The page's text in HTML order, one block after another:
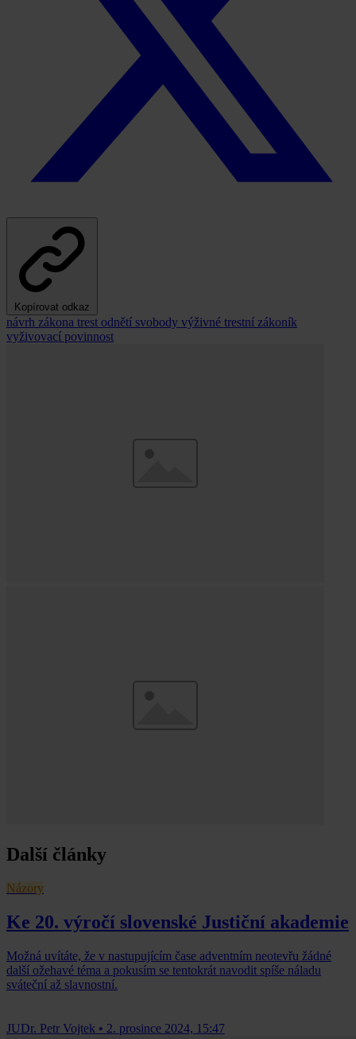
Kopírovat odkaz
návrh zákona trest odnětí svobody výživné trestní zákoník
vyživovací povinnost
Další články
Názory
Ke 20. výročí slovenské Justiční akademie
Možná uvítáte, že v nastupujícím čase adventním neotevřu žádné
další ožehavé téma a pokusím se tentokrát navodit spíše náladu
sváteční až slavnostní.
JUDr. Petr Vojtek • 2. prosince 2024, 15:47